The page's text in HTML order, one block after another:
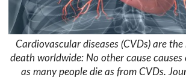
Cardiovascular diseases (CVDs) are
death worldwide: No other cause
as many people die as from CVDs.